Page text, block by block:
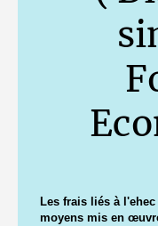
Les frais liés à
moyens mis en